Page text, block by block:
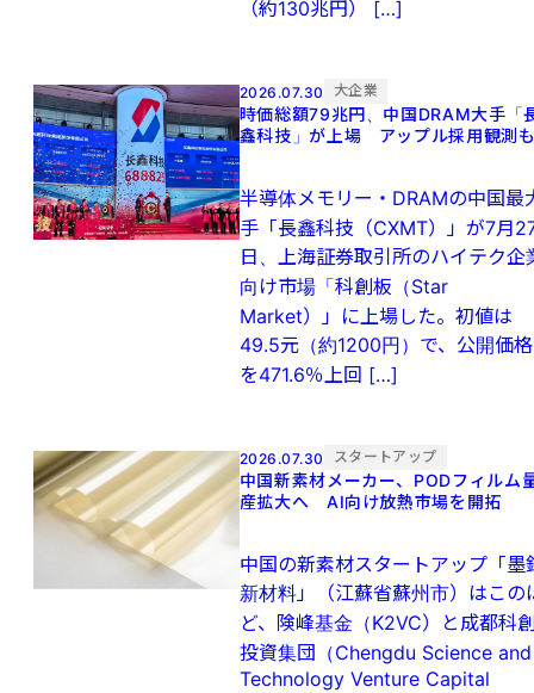
（約130兆円） […]
2026.07.30 大企業
時価総額79兆円、中国DRAM大手「
鑫科技」が上場 アップル採用観測
半導体メモリー・DRAMの中国最
手「長鑫科技（CXMT）」が7月
日、上海証券取引所のハイテク企
向け市場「科創板（Star
Market）」に上場した。初値は
49.5元（約1200円）で、公開価格
を471.6％上回 […]
2026.07.30 スタートアップ
中国新素材メーカー、PODフィルム
産拡大へ AI向け放熱市場を開拓
中国の新素材スタートアップ「墨
新材料」（江蘇省蘇州市）はこの
ど、険峰基金（K2VC）と成都科
投資集団（Chengdu Science and
Technology Venture Capital